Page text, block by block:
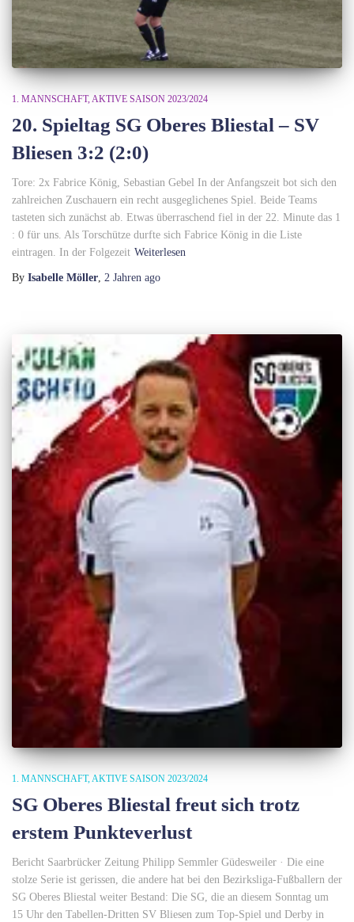
1. MANNSCHAFT AKTIVE SAISON 2023/2024
20. Spieltag SG Oberes Bliestal – SV
Bliesen 3:2 (2:0)
Tore: 2x Fabrice König, Sebastian Gebel In der Anfangszeit bot sich den
zahlreichen Zuschauern ein recht ausgeglichenes Spiel. Beide Teams
tasteten sich zunächst ab. Etwas überraschend fiel in der 22. Minute das 1
: 0 für uns. Als Torschütze durfte sich Fabrice König in die Liste
eintragen. In der Folgezeit Weiterlesen
By Isabelle Möller 2 Jahren ago
1. MANNSCHAFT AKTIVE SAISON 2023/2024
SG Oberes Bliestal freut sich trotz
erstem Punkteverlust
Bericht Saarbrücker Zeitung Philipp Semmler Güdesweiler · Die eine
stolze Serie ist gerissen, die andere hat bei den Bezirksliga-Fußballern der
SG Oberes Bliestal weiter Bestand: Die SG, die an diesem Sonntag um
15 Uhr den Tabellen-Dritten SV Bliesen zum Top-Spiel und Derby in